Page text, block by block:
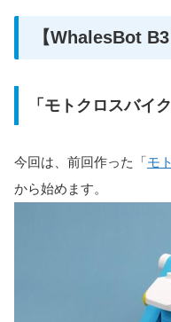
【WhalesBot
「モトクロスバイ
今回は、前回作った「モ
から始めます。